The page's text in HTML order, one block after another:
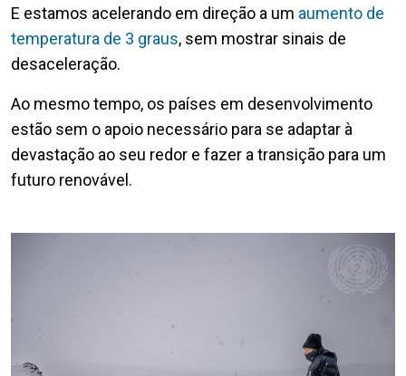
E estamos acelerando em direção a um aumento de
temperatura de 3 graus, sem mostrar sinais de
desaceleração.
Ao mesmo tempo, os países em desenvolvimento
estão sem o apoio necessário para se adaptar à
devastação ao seu redor e fazer a transição para um
futuro renovável.